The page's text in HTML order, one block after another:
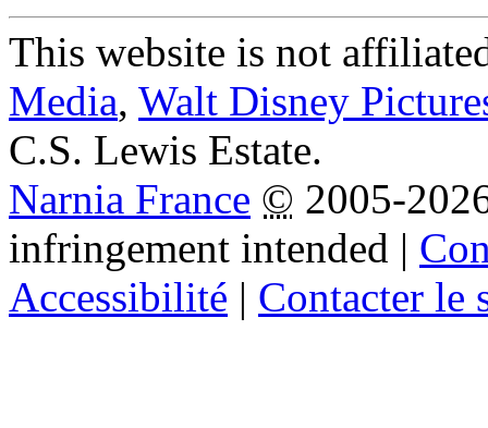
This website is not
Media, Walt Disney
C.S. Lewis Estate.
Narnia France © 2005-
infringement intended |
Accessibilité | Contacter le